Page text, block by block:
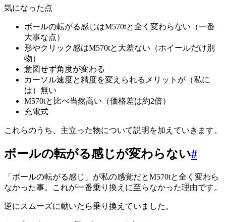
気になった点
ボールの転がる感じはM570tと全く変わらない（一番
大事な点）
形やクリック感はM570tと大差ない（ホイールだけ別
物）
意図せず角度が変わる
カーソル速度と精度を変えられるメリットが（私に
は）無い
M570tと比べ当然高い（価格差は約2倍）
充電式
これらのうち、主立った物について説明を加えていきます。
ボールの転がる感じが変わらない#
「ボールの転がる感じ」が私の感覚だとM570tと全く変わら
なかった事。これが一番乗り換えに至らなかった理由です。
逆にスムーズに動いたら乗り換えていました。